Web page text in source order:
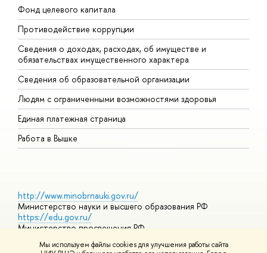
Мы используем файлы cookies для улучшения работы сайта
Фонд целевого капитала
Противодействие коррупции
Сведения о доходах, расходах, об имуществе и
обязательствах имущественного характера
Сведения об образовательной организации
Людям с ограниченными возможностями здоровья
Единая платежная страница
Работа в Вышке
http://www.minobrnauki.gov.ru/
Министерство науки и высшего образования РФ
https://edu.gov.ru/
Министерство просвещения РФ
https://elearning.hse.ru/mooc
Массовые открытые онлайн-курсы